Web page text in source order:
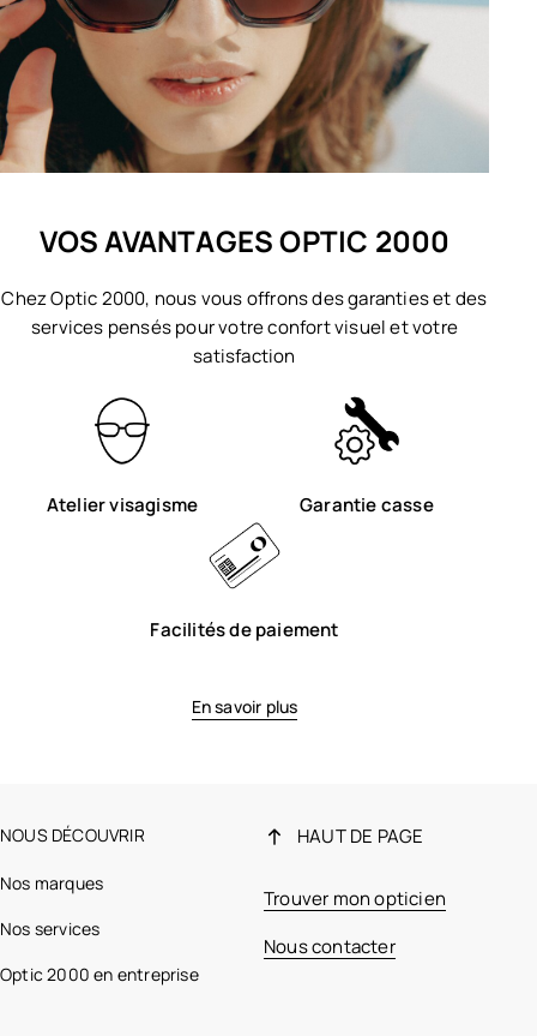
VOS AVANTAGES OPTIC 2000
Chez Optic 2000, nous vous offrons des garanties et des
services pensés pour votre confort visuel et votre
satisfaction
Atelier visagisme Garantie casse
Facilités de paiement
En savoir plus
NOUS DÉCOUVRIR
Nos marques
Nos services
Optic 2000 en entreprise
HAUT DE PAGE
Trouver mon opticien
Nous contacter